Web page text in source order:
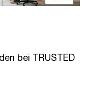
bei TRUSTED